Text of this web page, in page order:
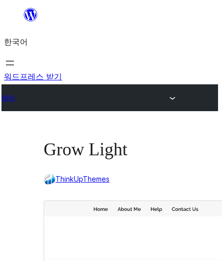
츠
로
바
가
한국어
워드프레스 받기
테마
Grow Light
ThinkUpThemes